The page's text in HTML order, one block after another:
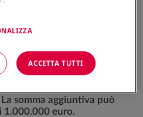
può arrivare a un massimo
stradale, riceverai una
al doppio del capitale base.
base è di 200.000 euro, la
somma aggiuntiva può
1.000.000 euro.
ACCETTA TUTTI